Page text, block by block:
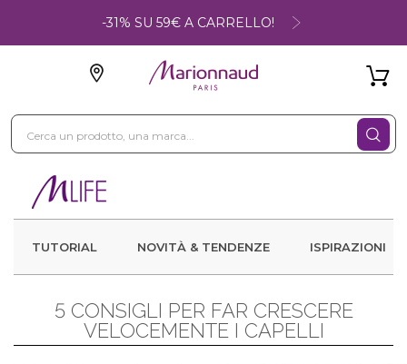
-31% SU 59€ A CARRELLO!
TUTORIAL NOVITÀ & TENDENZE ISPIRAZIONI
5 CONSIGLI PER FAR CRESCERE
VELOCEMENTE I CAPELLI